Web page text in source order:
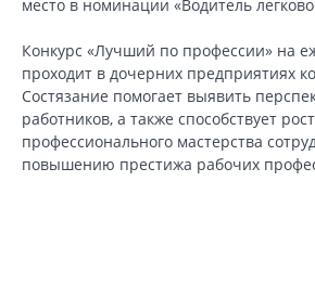
место в номинации «Водитель
Конкурс «Лучший по профессии» на
проходит в дочерних предприятиях
Состязание помогает выявить
работников, а также способствует
профессионального мастерства
повышению престижа рабочих